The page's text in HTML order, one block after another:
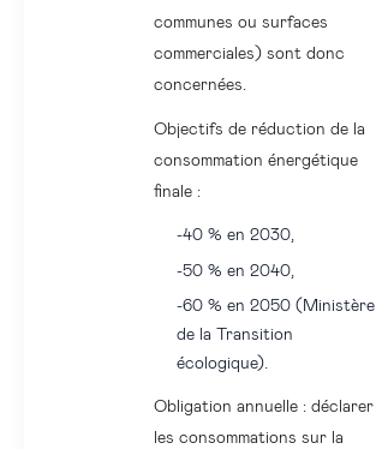
communes ou surfaces
commerciales) sont donc
concernées.
Objectifs de réduction de la
consommation énergétique
finale :
-40 % en 2030,
-50 % en 2040,
-60 % en 2050 (Ministère
de la Transition
écologique).
Obligation annuelle : déclarer
les consommations sur la